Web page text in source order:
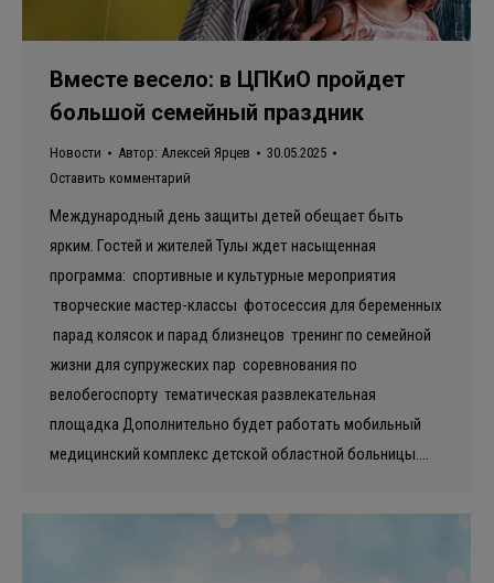
Вместе весело: в ЦПКиО пройдет
большой семейный праздник
Новости Автор: Алексей Ярцев
30.05.2025
Оставить комментарий
Международный день защиты детей обещает быть
ярким. Гостей и жителей Тулы ждет насыщенная
программа: спортивные и культурные мероприятия
творческие мастер-классы фотосессия для беременных
парад колясок и парад близнецов тренинг по семейной
жизни для супружеских пар соревнования по
велобегоспорту тематическая развлекательная
площадка Дополнительно будет работать мобильный
медицинский комплекс детской областной больницы.…